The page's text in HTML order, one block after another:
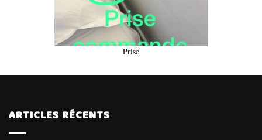
Prise
ARTICLES RÉCENTS